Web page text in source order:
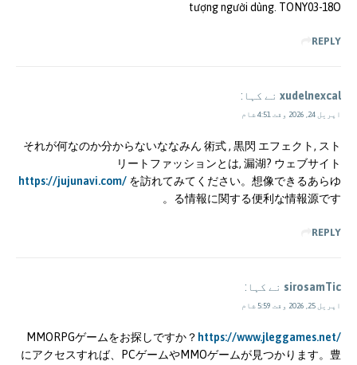
tượng người dùng. TONY03-18O
REPLY
xudelnexcal نے کہا:
اپریل 24, 2026 وقت 4:51 شام
それが何なのか分からないななみん 術式 , 黒閃 エフェクト, スト
リートファッションとは, 漏湖? ウェブサイト
https://jujunavi.com/ を訪れてみてください。想像できるあらゆ
る情報に関する便利な情報源です。
REPLY
sirosamTic نے کہا:
اپریل 25, 2026 وقت 5:59 شام
MMORPGゲームをお探しですか？ https://www.jleggames.net/
にアクセスすれば、PCゲームやMMOゲームが見つかります。豊